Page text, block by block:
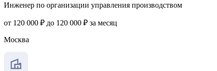
Инженер по организации управления производством
от 120 000 ₽ до 120 000 ₽ за месяц
Москва